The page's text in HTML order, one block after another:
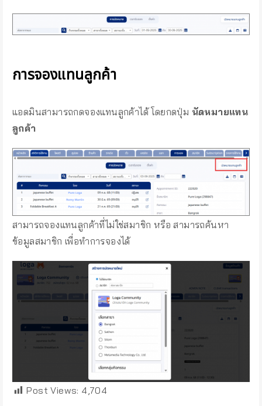
การจองแทนลูกค้า
แอดมินสามารถกดจองแทนลูกค้าได้ โดยกดปุ่ม นัดหมายแทน
ลูกค้า
สามารถจองแทนลูกค้าที่ไม่ใช่สมาชิก หรือ สามารถค้นหา
ข้อมูลสมาชิก เพื่อทำการจองได้
Post Views: 4,704